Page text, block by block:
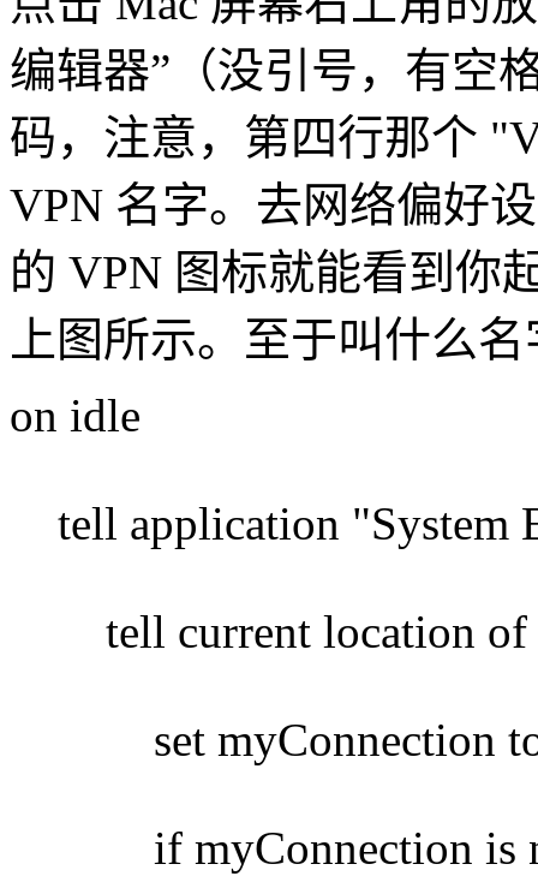
编辑器”（没引号，有空
码，注意，第四行那个
VPN 名字。去网络偏好
的 VPN 图标就能看到你
上图所示。至于叫什么
on idle
tell application "System
tell current location of
set myConnection to
if myConnection is